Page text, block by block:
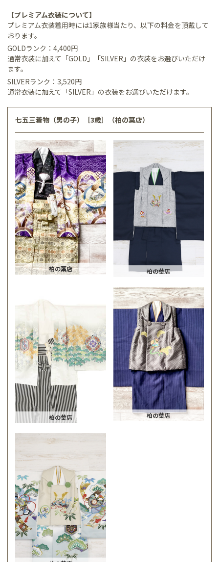
【プレミアム衣装について】
プレミアム衣装着用時には1家族様当たり、以下の料金を頂戴して
おります。
GOLDランク：4,400円
通常衣装に加えて「GOLD」「SILVER」の衣装をお選びいただけ
ます。
SILVERランク：3,520円
通常衣装に加えて「SILVER」の衣装をお選びいただけます。
七五三着物（男の子）［3歳］（柏の葉店）
柏の葉店 柏の葉店
柏の葉店 柏の葉店